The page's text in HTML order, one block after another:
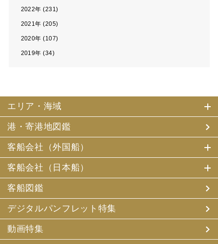
2022年 (231)
2021年 (205)
2020年 (107)
2019年 (34)
エリア・海域
港・寄港地図鑑
客船会社（外国船）
客船会社（日本船）
客船図鑑
デジタルパンフレット特集
動画特集